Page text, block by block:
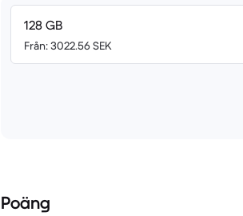
128 GB
Från: 3022.56 SEK
Poäng